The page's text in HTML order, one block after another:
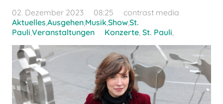
02. Dezember 2023 08:25
contrast media
Aktuelles Ausgehen Musik ShowSt.
Pauli Veranstaltungen Konzerte St. Pauli